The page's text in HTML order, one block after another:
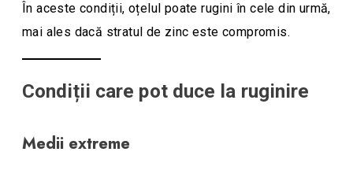
În aceste condiții, oțelul poate rugini în cele din urmă,
mai ales dacă stratul de zinc este compromis.
Condiții care pot duce la ruginire
Medii extreme